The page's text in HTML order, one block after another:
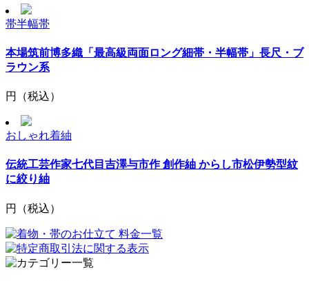
帯半幅帯
本場筑前博多織「最高級両面ロング細帯・半幅帯」長尺・ブ
ラウン系
円 （税込）
おしゃれ着紬
伝統工芸作家七代目吉澤与市作 創作紬 からし市松伊勢型紋
に絞り紬
円 （税込）